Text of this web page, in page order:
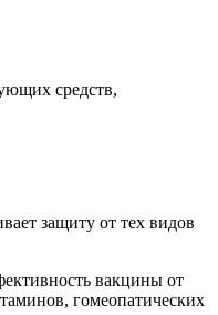
средств,
защиту от тех видов
вакцины от
гомеопатических